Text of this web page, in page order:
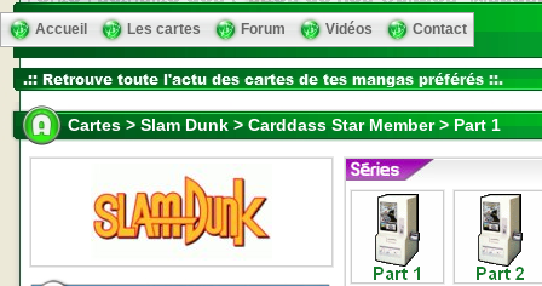
Accueil Les cartes Forum Vidéos Contact
Cartes > Slam Dunk > Carddass Star Member > Part 1